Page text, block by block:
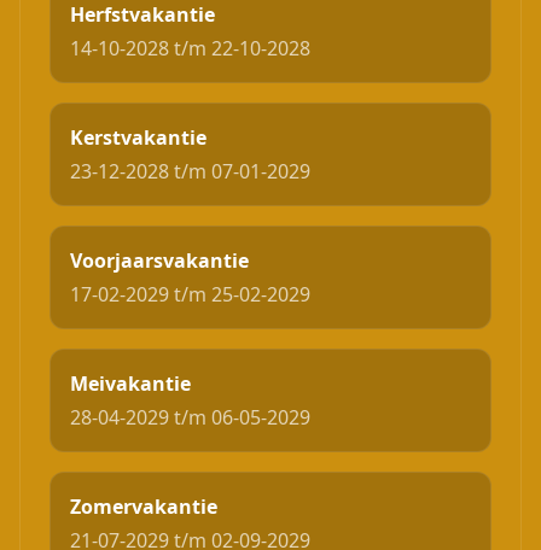
Herfstvakantie
14-10-2028 t/m 22-10-2028
Kerstvakantie
23-12-2028 t/m 07-01-2029
Voorjaarsvakantie
17-02-2029 t/m 25-02-2029
Meivakantie
28-04-2029 t/m 06-05-2029
Zomervakantie
21-07-2029 t/m 02-09-2029